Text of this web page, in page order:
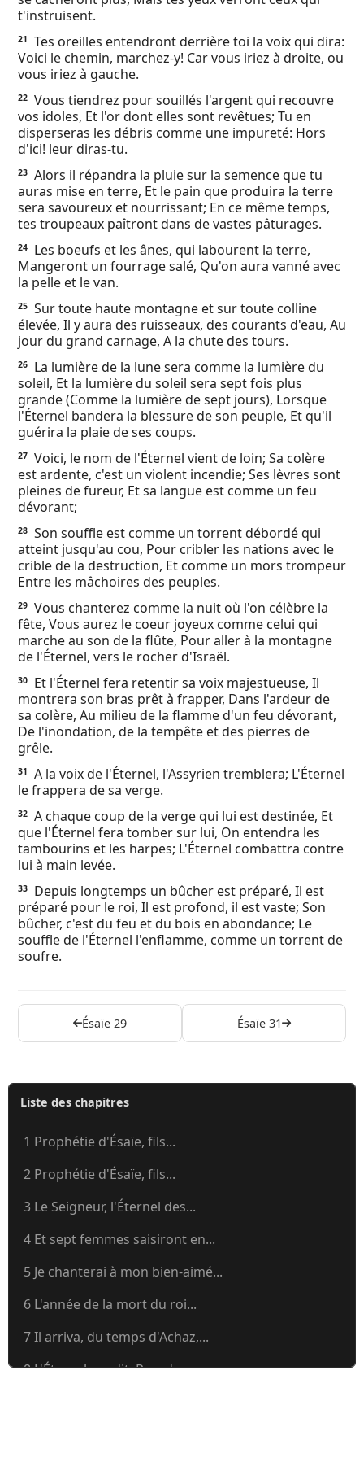
t'instruisent.
21
Tes oreilles entendront derrière toi la voix qui dira:
Voici le chemin, marchez-y! Car vous iriez à droite, ou
vous iriez à gauche.
22 Vous tiendrez pour souillés l'argent qui recouvre
vos idoles, Et l'or dont elles sont revêtues; Tu en
disperseras les débris comme une impureté: Hors
d'ici! leur diras-tu.
23 Alors il répandra la pluie sur la semence que tu
auras mise en terre, Et le pain que produira la terre
sera savoureux et nourrissant; En ce même temps,
tes troupeaux paîtront dans de vastes pâturages.
24
Les boeufs et les ânes, qui labourent la terre,
Mangeront un fourrage salé, Qu'on aura vanné avec
la pelle et le van.
25 Sur toute haute montagne et sur toute colline
élevée, Il y aura des ruisseaux, des courants d'eau, Au
jour du grand carnage, A la chute des tours.
26
La lumière de la lune sera comme la lumière du
soleil, Et la lumière du soleil sera sept fois plus
grande (Comme la lumière de sept jours), Lorsque
l'Éternel bandera la blessure de son peuple, Et qu'il
guérira la plaie de ses coups.
27 Voici, le nom de l'Éternel vient de loin; Sa colère
est ardente, c'est un violent incendie; Ses lèvres sont
pleines de fureur, Et sa langue est comme un feu
dévorant;
28 Son souffle est comme un torrent débordé qui
atteint jusqu'au cou, Pour cribler les nations avec le
crible de la destruction, Et comme un mors trompeur
Entre les mâchoires des peuples.
29 Vous chanterez comme la nuit où l'on célèbre la
fête, Vous aurez le coeur joyeux comme celui qui
marche au son de la flûte, Pour aller à la montagne
de l'Éternel, vers le rocher d'Israël.
30
Et l'Éternel fera retentir sa voix majestueuse, Il
montrera son bras prêt à frapper, Dans l'ardeur de
sa colère, Au milieu de la flamme d'un feu dévorant,
De l'inondation, de la tempête et des pierres de
grêle.
31
A la voix de l'Éternel, l'Assyrien tremblera; L'Éternel
le frappera de sa verge.
32 A chaque coup de la verge qui lui est destinée, Et
que l'Éternel fera tomber sur lui, On entendra les
tambourins et les harpes; L'Éternel combattra contre
lui à main levée.
33
Depuis longtemps un bûcher est préparé, Il est
préparé pour le roi, Il est profond, il est vaste; Son
bûcher, c'est du feu et du bois en abondance; Le
souffle de l'Éternel l'enflamme, comme un torrent de
soufre.
Ésaïe 29 Ésaïe 31
Liste des chapitres
1 Prophétie d'Ésaïe, fils...
2 Prophétie d'Ésaïe, fils...
3 Le Seigneur, l'Éternel des...
4 Et sept femmes saisiront en...
5 Je chanterai à mon bien-aimé...
6 L'année de la mort du roi...
7 Il arriva, du temps d'Achaz,...
8 L'Éternel me dit: Prends une...